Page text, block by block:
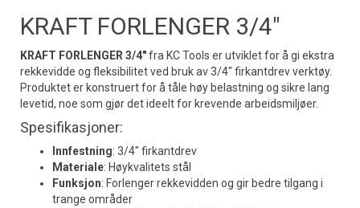
KRAFT FORLENGER 3/4"
KRAFT FORLENGER 3/4"fra KC Tools er utviklet for å gi ekstra
rekkevidde og fleksibilitet ved bruk av 3/4" firkantdrev verktøy.
Produktet er konstruert for å tåle høy belastning og sikre lang
levetid, noe som gjør det ideelt for krevende arbeidsmiljøer.
Spesifikasjoner:
Innfestning: 3/4" firkantdrev
Materiale: Høykvalitets stål
Funksjon: Forlenger rekkevidden og gir bedre tilgang i
trange områder